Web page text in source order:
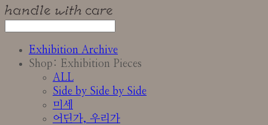
Exhibition Archive
Shop: Exhibition Pieces
ALL
Side by Side by Side
미세
어딘가, 우리가